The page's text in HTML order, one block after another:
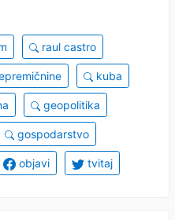
raul castro
kuba
geopolitika
gospodarstvo
objavi tvitaj